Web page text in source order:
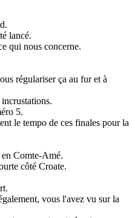
lancé.
qui nous concerne.
régulariser ça au fur et à
5.
le tempo de ces finales pour la
Comte-Amé.
côté Croate.
vous l'avez vu sur la